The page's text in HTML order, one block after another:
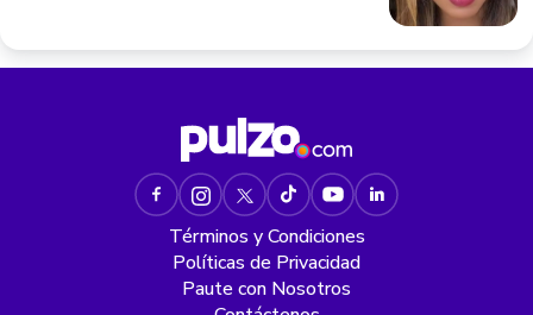
Términos y Condiciones
Políticas de Privacidad
Paute con Nosotros